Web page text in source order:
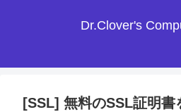
Dr.Clover's
[SSL] 無料のSSL証明書